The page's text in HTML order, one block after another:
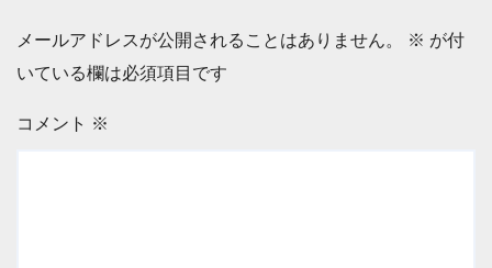
メールアドレスが公開されることはありません。 ※ が付
いている欄は必須項目です
コメント ※